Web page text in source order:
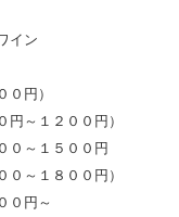
イン
円）
～１２００円）
０～１５００円
～１８００円）
０円～